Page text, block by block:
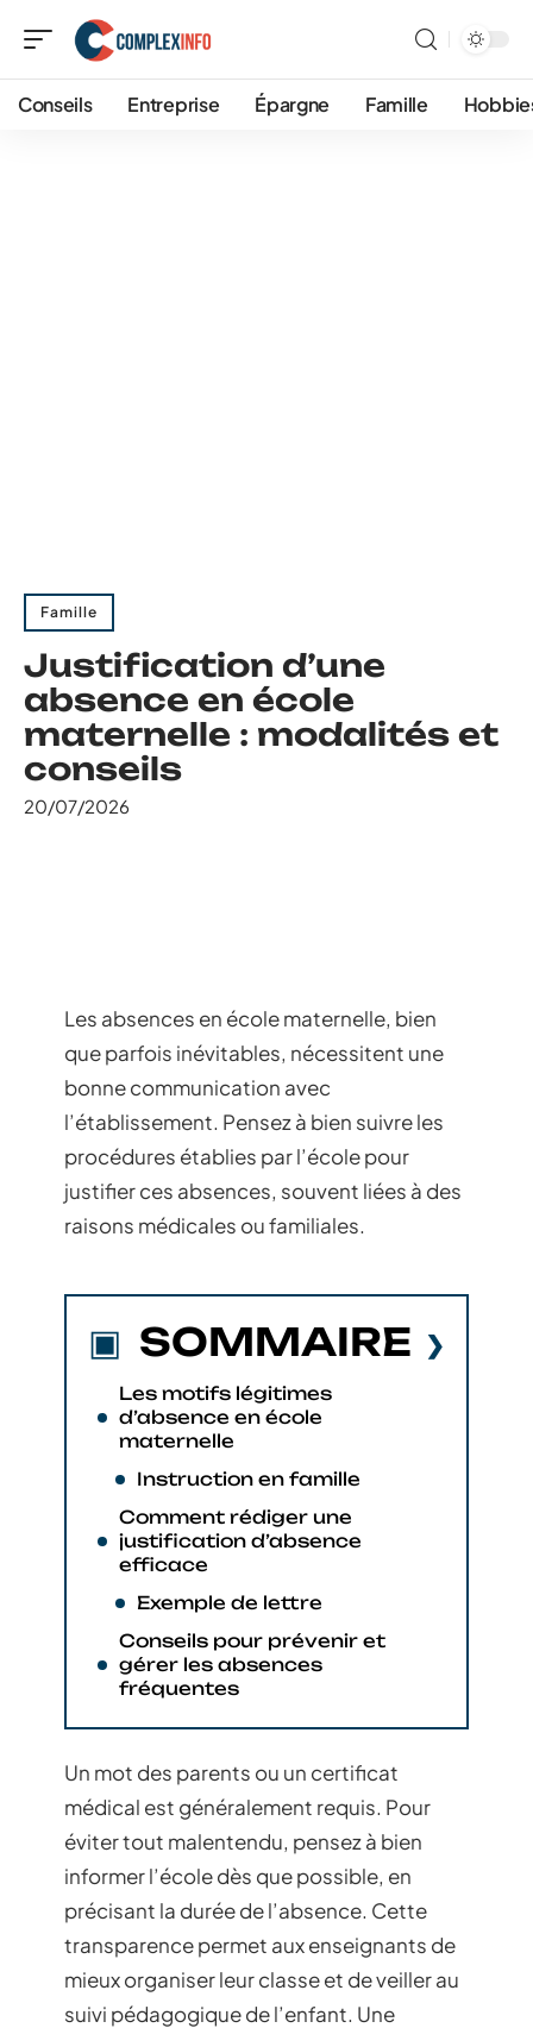
Conseils Entreprise Épargne Famille
Famille
Justification d’une
absence en école
maternelle : modalités et
conseils
20/07/2026
Les absences en école maternelle, bien
que parfois inévitables, nécessitent une
bonne communication avec
l’établissement. Pensez à bien suivre les
procédures établies par l’école pour
justifier ces absences, souvent liées à des
raisons médicales ou familiales.
SOMMAIRE
Les motifs légitimes
d’absence en école
maternelle
Instruction en famille
Comment rédiger une
justification d’absence
efficace
Exemple de lettre
Conseils pour prévenir et
gérer les absences
fréquentes
Un mot des parents ou un certificat
médical est généralement requis. Pour
éviter tout malentendu, pensez à bien
informer l’école dès que possible, en
précisant la durée de l’absence. Cette
transparence permet aux enseignants de
mieux organiser leur classe et de veiller au
suivi pédagogique de l’enfant. Une